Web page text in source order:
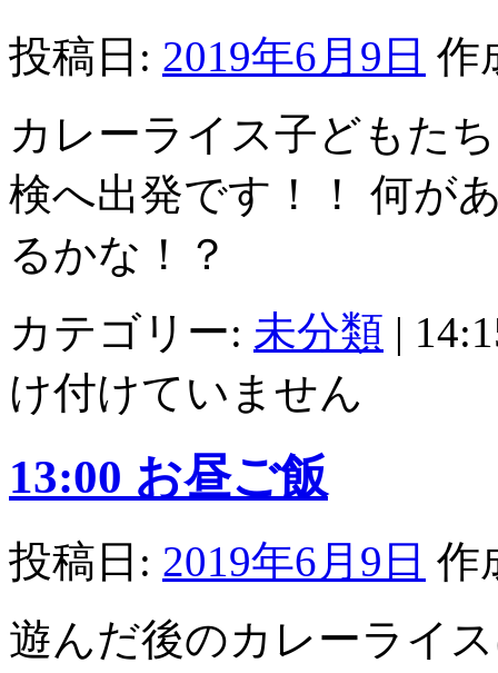
投稿日: 2019年6月9日 作
カレーライス子どもた
検へ出発です！！ 何が
るかな！？
カテゴリー: 未分類 |
け付けていません
13:00 お昼ご飯
投稿日: 2019年6月9日 作
遊んだ後のカレーライ